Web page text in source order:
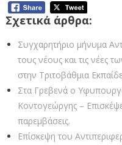
Σχετικά άρθρα:
Συγχαρητήριο μήνυμα
τους νέους και τις νέες
στην Τριτοβάθμια
Στα Γρεβενά ο
Κοντογεώργης –
παρεμβάσεις.
Επίσκεψη του